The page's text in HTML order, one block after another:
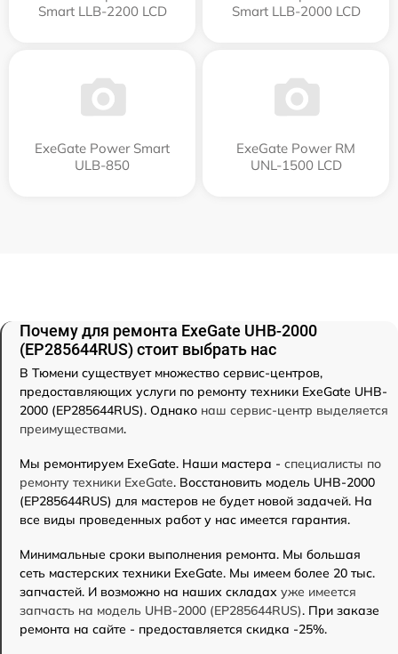
Smart LLB-2200 LCD
Smart LLB-2000 LCD
ExeGate Power Smart
ULB-850
ExeGate Power RM
UNL-1500 LCD
Почему для ремонта ExeGate UHB-2000
(EP285644RUS) стоит выбрать нас
В Тюмени существует множество сервис-центров,
предоставляющих услуги по ремонту техники ExeGate UHB-
2000 (EP285644RUS). Однако наш сервис-центр выделяется
преимуществами.
Мы ремонтируем ExeGate. Наши мастера - специалисты по
ремонту техники ExeGate. Восстановить модель UHB-2000
(EP285644RUS) для мастеров не будет новой задачей. На
все виды проведенных работ у нас имеется гарантия.
Минимальные сроки выполнения ремонта. Мы большая
сеть мастерских техники ExeGate. Мы имеем более 20 тыс.
запчастей. И возможно на наших складах уже имеется
запчасть на модель UHB-2000 (EP285644RUS). При заказе
ремонта на сайте - предоставляется скидка -25%.